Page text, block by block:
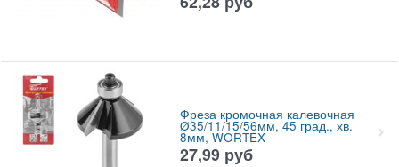
Фреза кромочная калевочная
Ø35/11/15/56мм, 45 град., хв.
8мм, WORTEX
27,99 руб